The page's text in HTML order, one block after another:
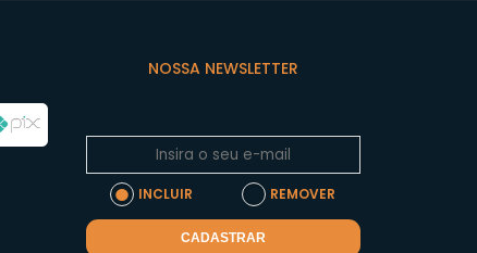
NOSSA NEWSLETTER
INCLUIR REMOVER
CADASTRAR